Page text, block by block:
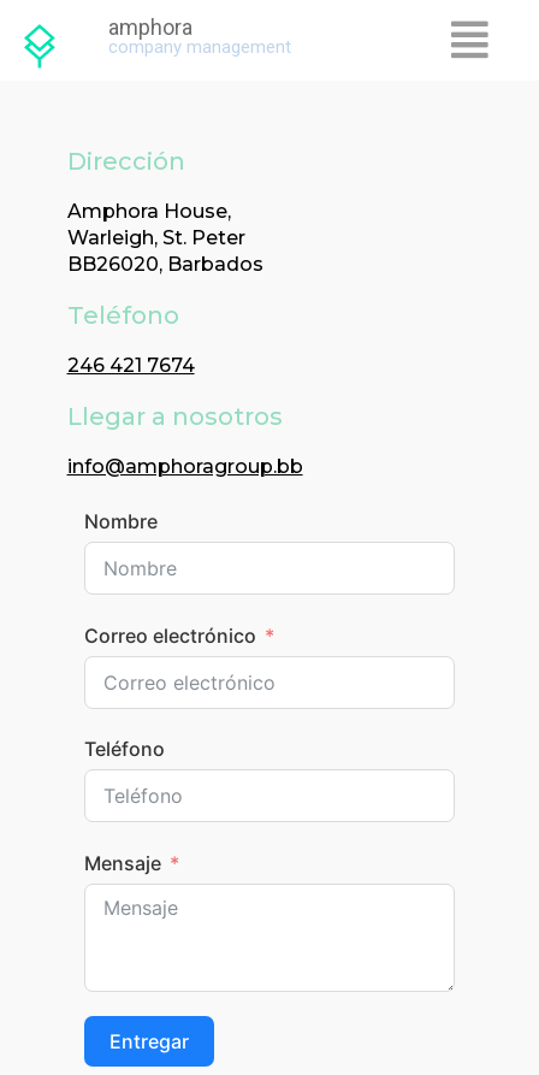
amphora
company management
Dirección
Amphora House,
Warleigh, St. Peter
BB26020, Barbados
Teléfono
246 421 7674
Llegar a nosotros
info@amphoragroup.bb
Nombre
Correo electrónico
Teléfono
Mensaje
Entregar